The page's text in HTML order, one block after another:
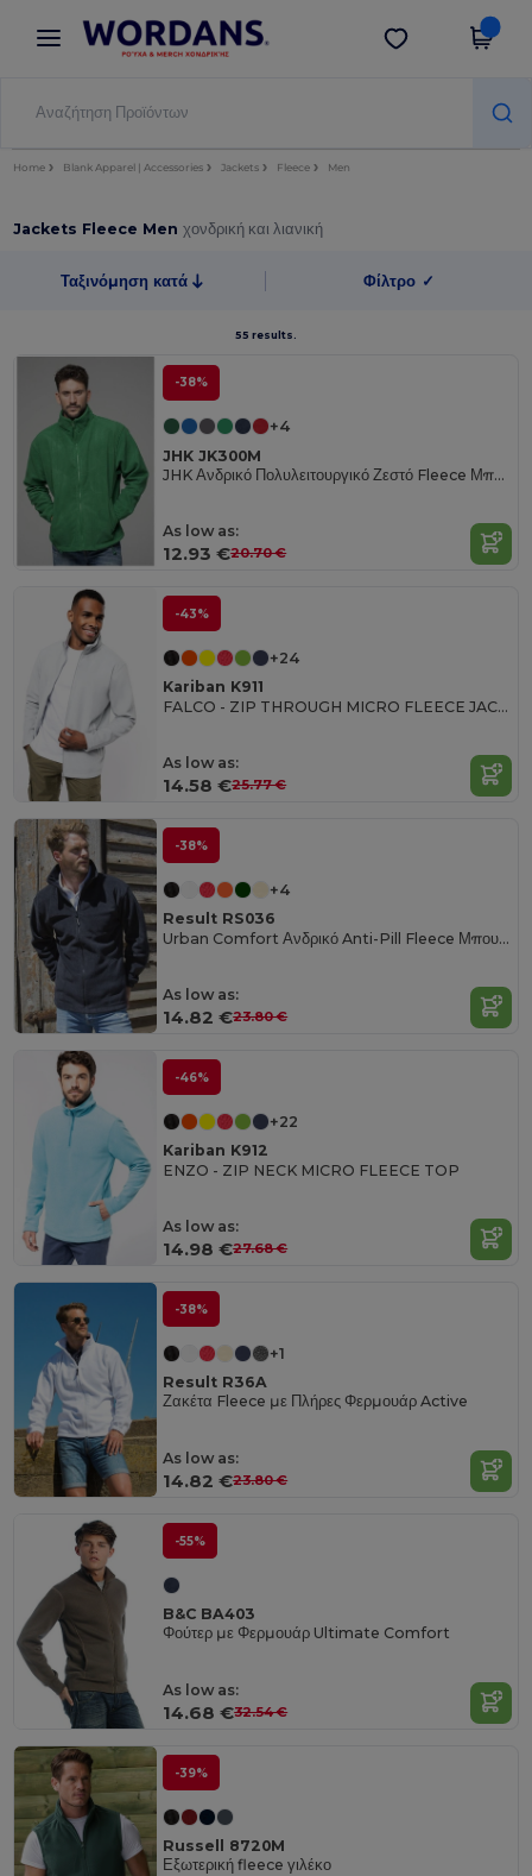
× Εφαρμογή Wordans
Καλύτερες τιμές στην εφαρμογή!
Λήψη app
Home Blank Apparel | Accessories Jackets Fleece Men
Jackets Fleece Menχονδρική και λιανική
Ταξινόμηση κατά Φίλτρο ✓
55 results.
-38%
+4
JHK JK300M
JHK Ανδρικό Πολυλειτουργικό Ζεστό Fleece Μπουφάν
As low as:
12.93 €20.70 €
-43%
+24
Kariban K911
FALCO - ZIP THROUGH MICRO FLEECE JACKET
As low as:
14.58 €25.77 €
-38%
+4
Result RS036
Urban Comfort Ανδρικό Anti-Pill Fleece Μπουφάν
As low as:
14.82 €23.80 €
-46%
+22
Kariban K912
ENZO - ZIP NECK MICRO FLEECE TOP
As low as:
14.98 €27.68 €
-38%
+1
Result R36A
Ζακέτα Fleece με Πλήρες Φερμουάρ Active
As low as:
14.82 €23.80 €
-55%
B&C BA403
Φούτερ με Φερμουάρ Ultimate Comfort
As low as:
14.68 €32.54 €
-39%
Russell 8720M
Εξωτερική fleece γιλέκο